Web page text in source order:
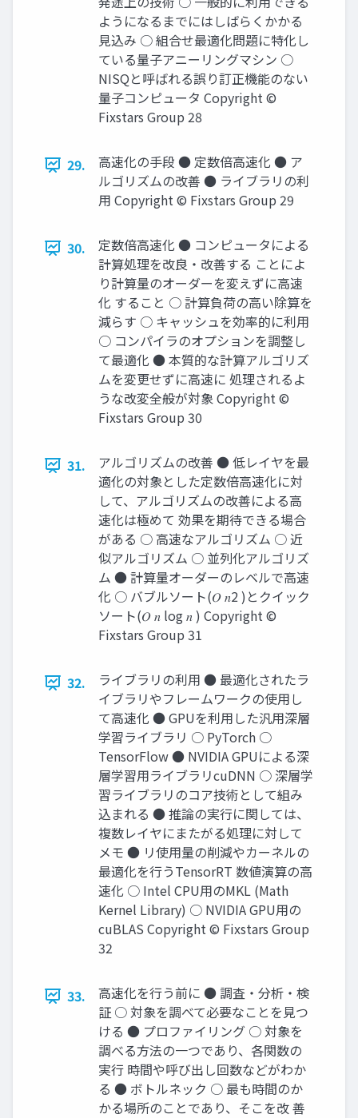
ようになるまでにはしばらくかかる
見込み ○ 組合せ最適化問題に特化し
ている量子アニーリングマシン ○
NISQと呼ばれる誤り訂正機能のない
量子コンピュータ Copyright ©
Fixstars Group 28
29.
高速化の手段 ● 定数倍高速化 ● ア
ルゴリズムの改善 ● ライブラリの利
用 Copyright © Fixstars Group 29
30.
定数倍高速化 ● コンピュータによる
計算処理を改良・改善する ことによ
り計算量のオーダーを変えずに高速
化 すること ○ 計算負荷の高い除算を
減らす ○ キャッシュを効率的に利用
○ コンパイラのオプションを調整し
て最適化 ● 本質的な計算アルゴリズ
ムを変更せずに高速に 処理されるよ
うな改変全般が対象 Copyright ©
Fixstars Group 30
31.
アルゴリズムの改善 ● 低レイヤを最
適化の対象とした定数倍高速化に対
して、アルゴリズムの改善による高
速化は極めて 効果を期待できる場合
がある ○ 高速なアルゴリズム ○ 近
似アルゴリズム ○ 並列化アルゴリズ
ム ● 計算量オーダーのレベルで高速
化 ○ バブルソート(𝑂 𝑛2 )とクイック
ソート(𝑂 𝑛 log 𝑛 ) Copyright ©
Fixstars Group 31
32.
ライブラリの利用 ● 最適化されたラ
イブラリやフレームワークの使用し
て高速化 ● GPUを利用した汎用深層
学習ライブラリ ○ PyTorch ○
TensorFlow ● NVIDIA GPUによる深
層学習用ライブラリcuDNN ○ 深層学
習ライブラリのコア技術として組み
込まれる ● 推論の実行に関しては、
複数レイヤにまたがる処理に対して
メモ ● リ使用量の削減やカーネルの
最適化を行うTensorRT 数値演算の高
速化 ○ Intel CPU用のMKL (Math
Kernel Library) ○ NVIDIA GPU用の
cuBLAS Copyright © Fixstars Group
32
33.
高速化を行う前に ● 調査・分析・検
証 ○ 対象を調べて必要なことを見つ
ける ● プロファイリング ○ 対象を
調べる方法の一つであり、各関数の
実行 時間や呼び出し回数などがわか
る ● ボトルネック ○ 最も時間のか
かる場所のことであり、そこを改 善